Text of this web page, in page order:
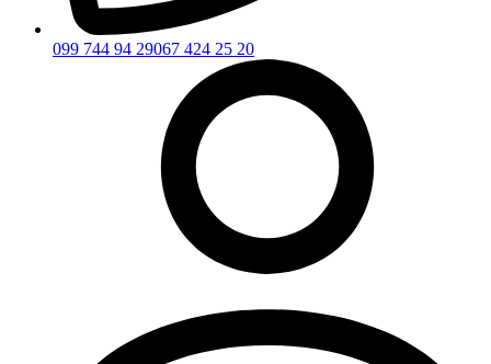
099 744 94 29067 424 25 20